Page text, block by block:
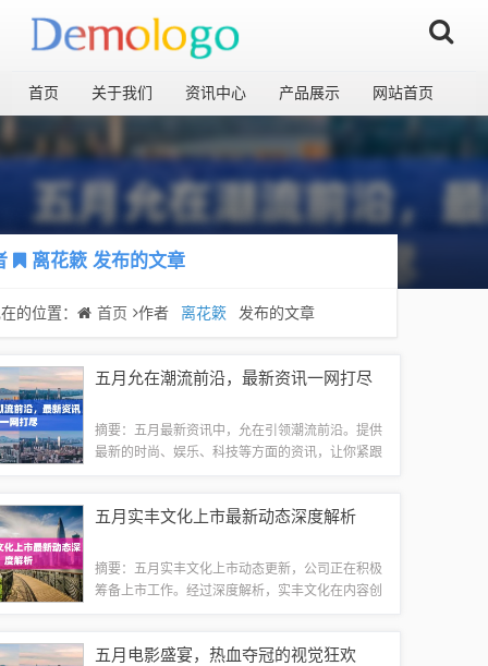
首页 关于我们 资讯中心 产品展示 网站首页
离花簌发布的文章
的位置： 首页 作者 离花簌 发布的文章
五月允在潮流前沿，最新资讯一网打尽
摘要：五月最新资讯中，允在引领潮流前沿。提供
最新的时尚、娱乐、科技等方面的资讯，让你紧跟
势。无论是时尚潮流还是科技动态，允在都会...
五月实丰文化上市最新动态深度解析
摘要：五月实丰文化上市动态更新，公司正在积极
筹备上市工作。经过深度解析，实丰文化在内容创
作，以及新产品线的推出等。实丰文化正朝着更...
五月电影盛宴，热血夺冠的视觉狂欢